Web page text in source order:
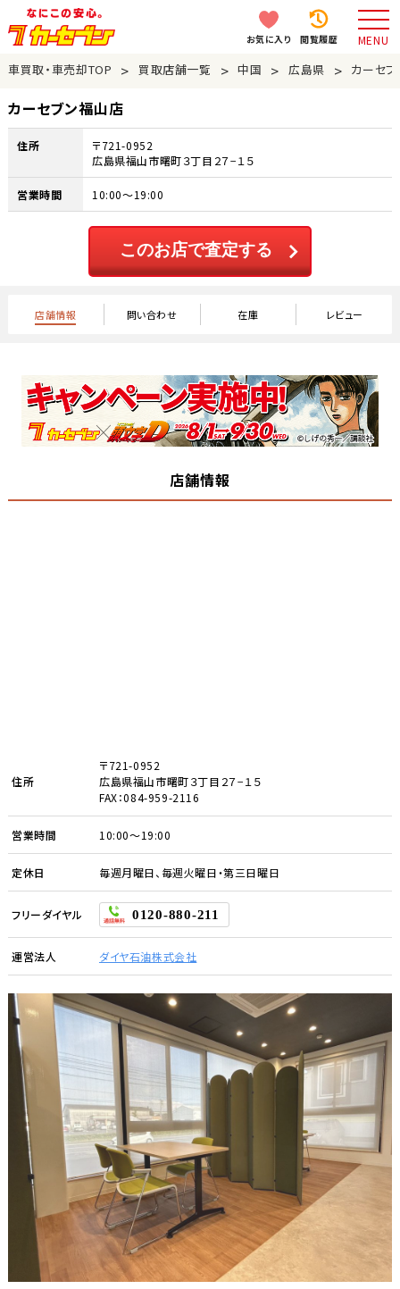
お気に入り 閲覧履歴 MENU
車買取・車売却TOP > 買取店舗一覧 > 中国 > 広島県 > カーセ
カーセブン福山店
住所
〒721-0952
広島県福山市曙町３丁目２７−１５
営業時間 10:00～19:00
このお店で査定する
店舗情報 問い合わせ 在庫 レビュー
店舗情報
住所
〒721-0952
広島県福山市曙町３丁目２７−１５
FAX：084-959-2116
営業時間 10:00～19:00
定休日 毎週月曜日、毎週火曜日・第三日曜日
フリーダイヤル 0120-880-211
運営法人 ダイヤ石油株式会社